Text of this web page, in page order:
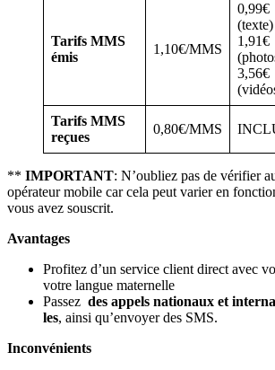
Tarifs MMS
émis
1,10€/MMS
0,99€
(texte)
1,91€
3,56€
Tarifs MMS
reçues
0,80€/MMS
** IMPORTANT: N’oubliez pas de vérifier
opérateur mobile car cela peut varier en
vous avez souscrit.
Avantages
Profitez d’un service client direct avec
votre langue maternelle
Passez des appels nationaux et
les, ainsi qu’envoyer des SMS.
Inconvénients